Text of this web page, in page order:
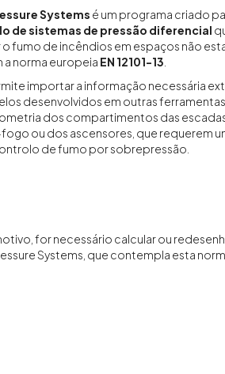
Systems é um programa criado
de sistemas de pressão diferencial
fumo de incêndios em espaços não
norma europeia EN 12101-13
importar a informação necessária
desenvolvidos em outras
dos compartimentos das
ou dos ascensores, que requerem
de fumo por sobrepressão.
for necessário calcular ou
Systems, que contempla esta